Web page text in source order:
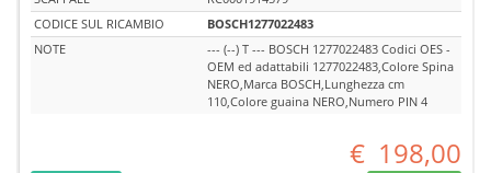
CODICE SUL RICAMBIO
BOSCH1277022483
NOTE
--- (--) T --- BOSCH 1277022483 Codici OES -
OEM ed adattabili 1277022483,Colore Spina
NERO,Marca BOSCH,Lunghezza cm
110,Colore guaina NERO,Numero PIN 4
€ 198,00